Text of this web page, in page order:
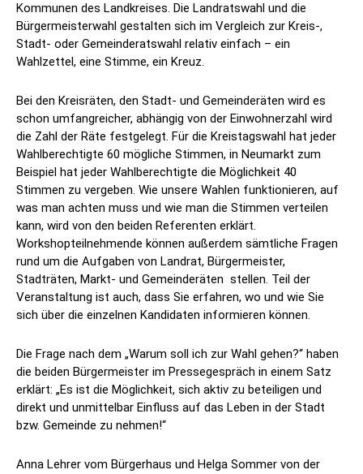
Kommunen des Landkreises. Die Landratswahl und die
Bürgermeisterwahl gestalten sich im Vergleich zur Kreis-,
Stadt- oder Gemeinderatswahl relativ einfach – ein
Wahlzettel, eine Stimme, ein Kreuz.
Bei den Kreisräten, den Stadt- und Gemeinderäten wird es
schon umfangreicher, abhängig von der Einwohnerzahl wird
die Zahl der Räte festgelegt. Für die Kreistagswahl hat jeder
Wahlberechtigte 60 mögliche Stimmen, in Neumarkt zum
Beispiel hat jeder Wahlberechtigte die Möglichkeit 40
Stimmen zu vergeben. Wie unsere Wahlen funktionieren, auf
was man achten muss und wie man die Stimmen verteilen
kann, wird von den beiden Referenten erklärt.
Workshopteilnehmende können außerdem sämtliche Fragen
rund um die Aufgaben von Landrat, Bürgermeister,
Stadträten, Markt- und Gemeinderäten stellen. Teil der
Veranstaltung ist auch, dass Sie erfahren, wo und wie Sie
sich über die einzelnen Kandidaten informieren können.
Die Frage nach dem „Warum soll ich zur Wahl gehen?“ haben
die beiden Bürgermeister im Pressegespräch in einem Satz
erklärt: „Es ist die Möglichkeit, sich aktiv zu beteiligen und
direkt und unmittelbar Einfluss auf das Leben in der Stadt
bzw. Gemeinde zu nehmen!“
Anna Lehrer vom Bürgerhaus und Helga Sommer von der